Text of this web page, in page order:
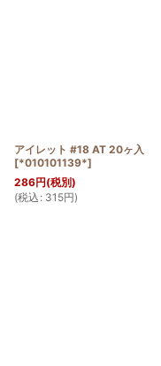
アイレット #18 AT 20ヶ入
[*010101139*]
286円(税別)
(税込 : 315円)